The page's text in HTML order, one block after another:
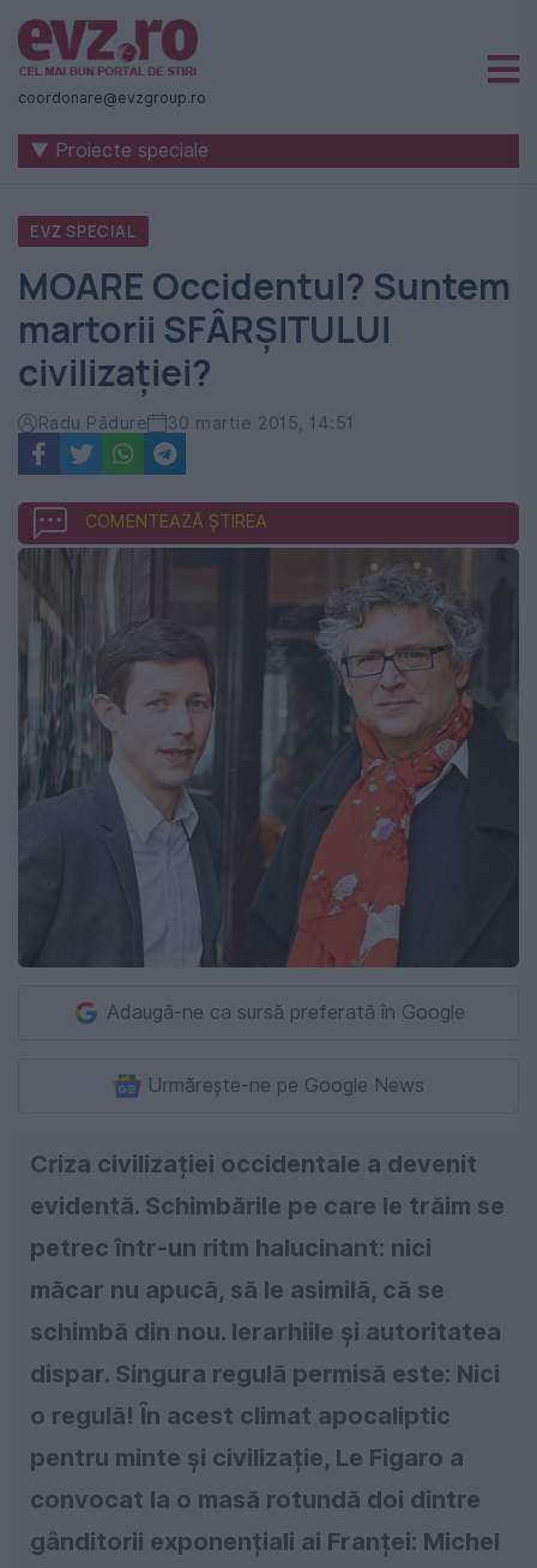
Știri
naționale
internaționale
România
-
Evenimentul
Zilei
coordonare@evzgroup.ro
▼ Proiecte speciale
EVZ SPECIAL
MOARE Occidentul? Suntem
martorii SFÂRȘITULUI
civilizației?
Radu Pădure 30 martie 2015, 14:51
COMENTEAZĂ ȘTIREA
Adaugă-ne ca sursă preferată în Google
Urmărește-ne pe Google News
Criza civilizației occidentale a devenit
evidentă. Schimbările pe care le trăim se
petrec într-un ritm halucinant: nici
măcar nu apucă, să le asimilă, că se
schimbă din nou. Ierarhiile și autoritatea
dispar. Singura regulă permisă este: Nici
o regulă! În acest climat apocaliptic
pentru minte și civilizație, Le Figaro a
convocat la o masă rotundă doi dintre
gânditorii exponențiali ai Franței: Michel